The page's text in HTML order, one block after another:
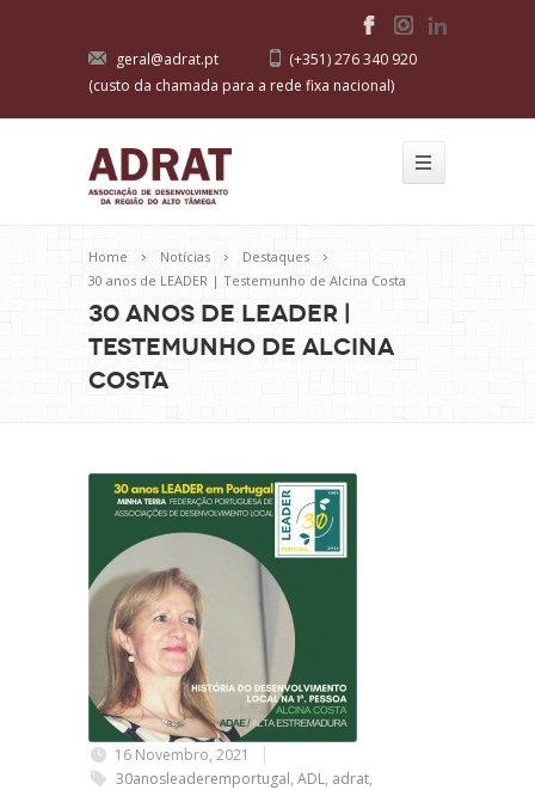
geral@adrat.pt
(+351) 276 340 920
(custo da chamada para a rede fixa nacional)
Home Notícias
Destaques
30 anos de LEADER | Testemunho de Alcina Costa
30 anos de LEADER |
Testemunho de Alcina
Costa
16 Novembro, 2021
30anosleaderemportugal, ADL, adrat,